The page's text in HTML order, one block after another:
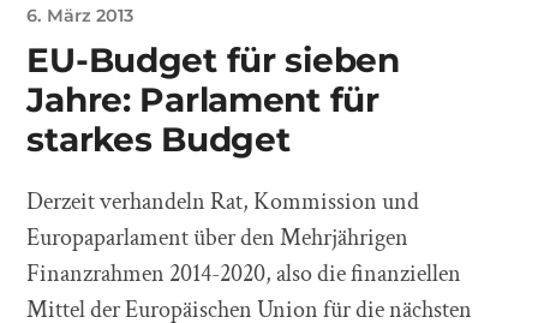
6. März 2013
EU-Budget für sieben
Jahre: Parlament für
starkes Budget
Derzeit verhandeln Rat, Kommission und
Europaparlament über den Mehrjährigen
Finanzrahmen 2014-2020, also die finanziellen
Mittel der Europäischen Union für die nächsten